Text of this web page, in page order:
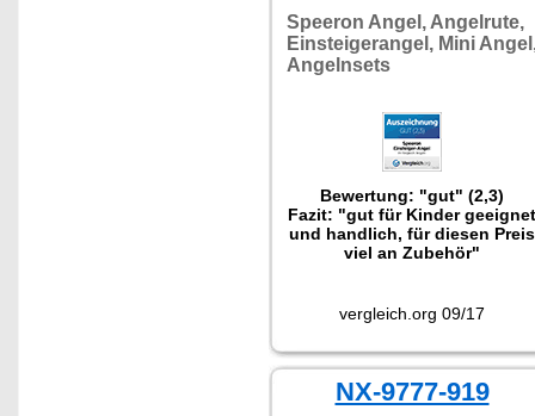
Speeron Angel, Angelrute,
Einsteigerangel, Mini
Angelnsets
Bewertung: "gut" (2,3)
Fazit: "gut für Kinder geeignet
und handlich, für diesen Preis
viel an Zubehör"
vergleich.org 09/17
NX-9777-919